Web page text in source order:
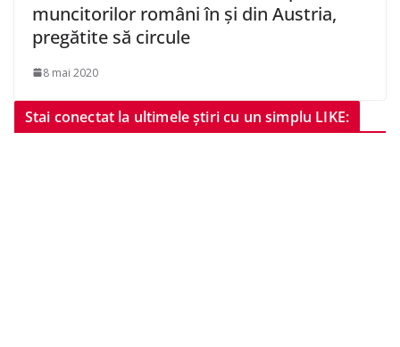
muncitorilor români în şi din Austria,
pregătite să circule
8 mai 2020
Stai conectat la ultimele știri cu un simplu LIKE: